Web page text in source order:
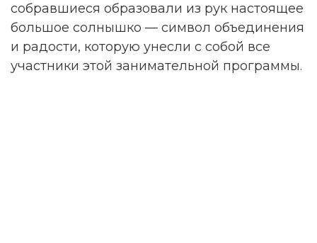
собравшиеся образовали из рук настоящее
большое солнышко — символ объединения
и радости, которую унесли с собой все
участники этой занимательной программы.